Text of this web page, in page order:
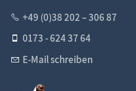
+49 (0)38 202 – 306 87
0173 - 624 37 64
E-Mail schreiben